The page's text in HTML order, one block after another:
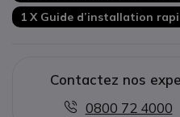
1 X Guide d’installation
Contactez nos
0800 72 4000